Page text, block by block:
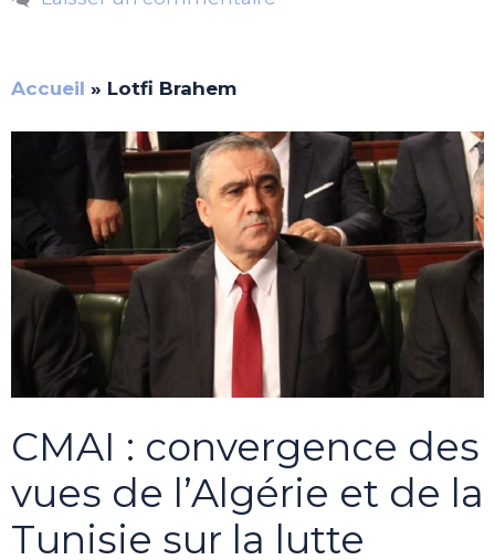
Accueil » Lotfi Brahem
CMAI : convergence des
vues de l’Algérie et de la
Tunisie sur la lutte